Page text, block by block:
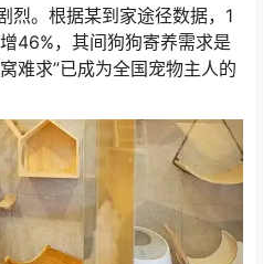
烈。根据某到家途径数据，1
46%，其间狗狗寄养需求是
难求”已成为全国宠物主人的